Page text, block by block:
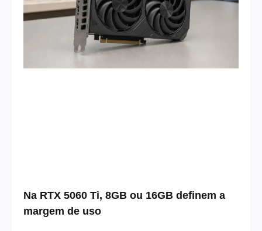
Na RTX 5060 Ti, 8GB ou 16GB definem a
margem de uso